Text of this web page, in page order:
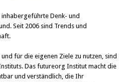
inhabergeführte Denk- und
Seit 2006 sind Trends und
für die eigenen Ziele zu nutzen, sind
Das futureorg Institut macht die
und verständlich, die Ihr